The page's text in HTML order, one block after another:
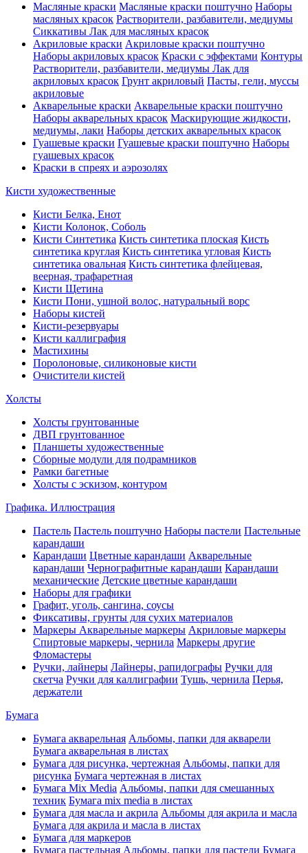
Масляные краски Масляные краски поштучно Наборы
масляных красок Растворители, разбавители, медиумы
Сиккативы Лак для масляных красок
Акриловые краски Акриловые краски поштучно
Наборы акриловых красок Краски с эффектами Контуры
Растворители, разбавители, медиумы Лак для
акриловых красок Грунт акриловый Пасты, гели, муссы
акриловые
Акварельные краски Акварельные краски поштучно
Наборы акварельных красок Маскирующие жидкости,
медиумы, лаки Наборы детских акварельных красок
Гуашевые краски Гуашевые краски поштучно Наборы
гуашевых красок
Краски в спреях и аэрозолях
Кисти художественные
Кисти Белка, Енот
Кисти Колонок, Соболь
Кисти Синтетика Кисть синтетика плоская Кисть
синтетика круглая Кисть синтетика угловая Кисть
синтетика овальная Кисть синтетика флейцевая,
веерная, трафаретная
Кисти Щетина
Кисти Пони, ушной волос, натуральный ворс
Наборы кистей
Кисти-резервуары
Кисти каллиграфия
Мастихины
Поролоновые, силиконовые кисти
Очистители кистей
Холсты
Холсты грунтованные
ДВП грунтованное
Планшеты художественные
Сборные модули для подрамников
Рамки багетные
Холсты c эскизом, контуром
Графика. Иллюстрация
Пастель Пастель поштучно Наборы пастели Пастельные
карандаши
Карандаши Цветные карандаши Акварельные
карандаши Чернографитные карандаши Карандаши
механические Детские цветные карандаши
Наборы для графики
Графит, уголь, сангина, соусы
Фиксативы, грунты для сухих материалов
Маркеры Акварельные маркеры Акриловые маркеры
Спиртовые маркеры, чернила Маркеры другие
Фломастеры
Ручки, лайнеры Лайнеры, рапидографы Ручки для
скетча Ручки для каллиграфии Тушь, чернила Перья,
держатели
Бумага
Бумага акварельная Альбомы, папки для акварели
Бумага акварельная в листах
Бумага для рисунка, чертежная Альбомы, папки для
рисунка Бумага чертежная в листах
Бумага Mix Media Альбомы, папки для смешанных
техник Бумага mix media в листах
Бумага для масла и акрила Альбомы для акрила и масла
Бумага для акрила и масла в листах
Бумага для маркеров
Бумага пастельная Альбомы, папки для пастели Бумага